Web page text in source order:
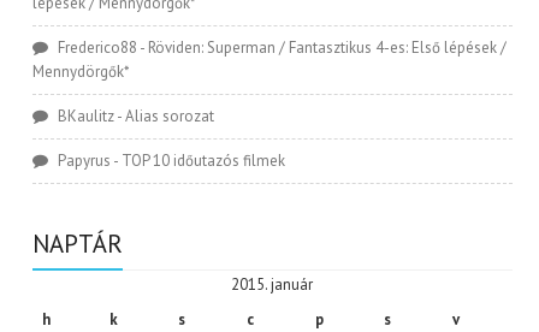
Frederico88 - Röviden: Superman / Fantasztikus 4-es: Első lépések /
Mennydörgők*
BKaulitz-Alias sorozat
Papyrus - TOP 10 időutazós filmek
NAPTÁR
2015. január
h
k s c p s v